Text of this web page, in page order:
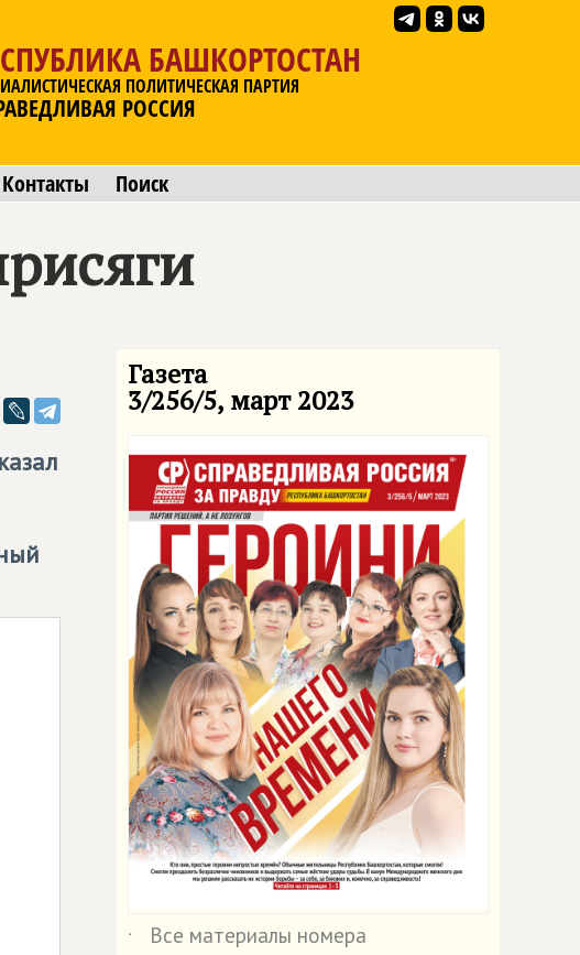
БАШКОРТОСТАН
ПОЛИТИЧЕСКАЯ ПАРТИЯ
РОССИЯ
Контакты Поиск
Газета
3/256/5, март 2023
˙
Все материалы номера